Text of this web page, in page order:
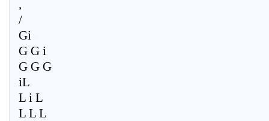
,
/
Gi
G G i
G G G
iL
L i L
L L L